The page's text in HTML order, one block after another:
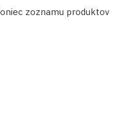
zoznamu produktov